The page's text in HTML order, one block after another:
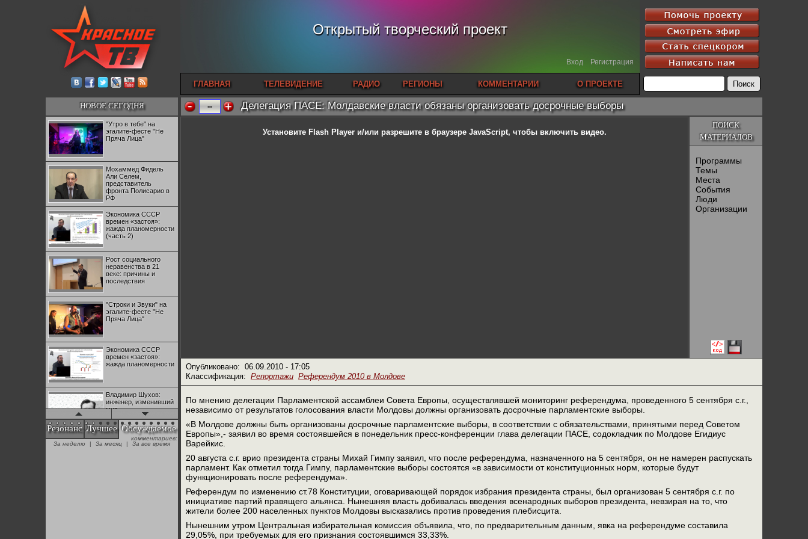
Открытый творческий проект
Вход Регистрация
ГЛАВНАЯ ТЕЛЕВИДЕНИЕ РАДИО РЕГИОНЫ КОММЕНТАРИИ О ПРОЕКТЕ
НОВОЕ СЕГОДНЯ
"Утро в тебе" на
эгалите-фесте "Не
Пряча Лица"
Мохаммед Фидель
Али Селем,
представитель
фронта Полисарио в
РФ
Экономика СССР
времен «застоя»:
жажда планомерности
(часть 2)
Рост социального
неравенства в 21
веке: причины и
последствия
"Строки и Звуки" на
эгалите-фесте "Не
Пряча Лица"
Экономика СССР
времен «застоя»:
жажда планомерности
Владимир Шухов:
инженер, изменивший
мир
"Аркадий Коц" на
эгалите-фесте "Не
Резонанс Лучшее Обсуждаемое
комментариев:
За неделю
| За месяц | За все время
-- Делегация ПАСЕ: Молдавские власти обязаны организовать досрочные выборы
ПОИСК
МАТЕРИАЛОВ
Программы
Темы
Места
События
Люди
Организации
Установите Flash Playerи/или разрешите в браузере JavaScript, чтобы включить видео.
Опубликовано: 06.09.2010 - 17:05
Классификация: Репортажи Референдум 2010 в Молдове
По мнению делегации Парламентской ассамблеи Совета Европы, осуществлявшей мониторинг референдума, проведенного 5 сентября с.г.,
независимо от результатов голосования власти Молдовы должны организовать досрочные парламентские выборы.
«В Молдове должны быть организованы досрочные парламентские выборы, в соответствии с обязательствами, принятыми перед Советом
Европы»,- заявил во время состоявшейся в понедельник пресс-конференции глава делегации ПАСЕ, содокладчик по Молдове Егидиус
Варейкис.
20 августа с.г. врио президента страны Михай Гимпу заявил, что после референдума, назначенного на 5 сентября, он не намерен распускать
парламент. Как отметил тогда Гимпу, парламентские выборы состоятся «в зависимости от конституционных норм, которые будут
функционировать после референдума».
Референдум по изменению ст.78 Конституции, оговаривающей порядок избрания президента страны, был организован 5 сентября с.г. по
инициативе партий правящего альянса. Нынешняя власть добивалась введения всенародных выборов президента, невзирая на то, что
жители более 200 населенных пунктов Молдовы высказались против проведения плебисцита.
Нынешним утром Центральная избирательная комиссия объявила, что, по предварительным данным, явка на референдуме составила
29,05%, при требуемых для его признания состоявшимся 33,33%.